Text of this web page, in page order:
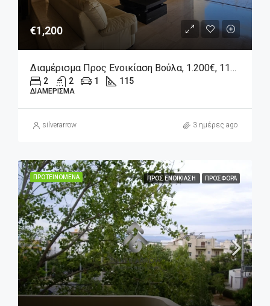
€1,200
Διαμέρισμα Προς Ενοικίαση Βούλα, 1.200€, 115 Τ.μ.
2 2 1 115
ΔΙΑΜΈΡΙΣΜΑ
silverarrow 3 ημέρες ago
ΠΡΟΤΕΙΝΌΜΕΝΑ ΠΡΟΣ ΕΝΟΙΚΊΑΣΗ ΠΡΟΣΦΟΡΆ